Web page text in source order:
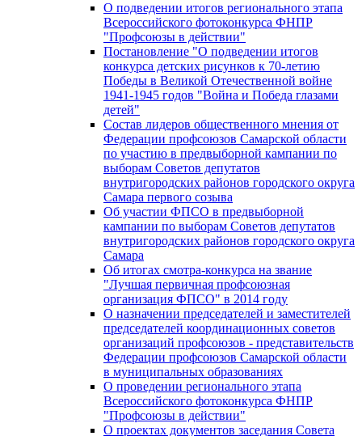
О подведении итогов регионального этапа
Всероссийского фотоконкурса ФНПР
"Профсоюзы в действии"
Постановление "О подведении итогов
конкурса детских рисунков к 70-летию
Победы в Великой Отечественной войне
1941-1945 годов "Война и Победа глазами
детей"
Состав лидеров общественного мнения от
Федерации профсоюзов Самарской области
по участию в предвыборной кампании по
выборам Советов депутатов
внутригородских районов городского округа
Самара первого созыва
Об участии ФПСО в предвыборной
кампании по выборам Советов депутатов
внутригородских районов городского округа
Самара
Об итогах смотра-конкурса на звание
"Лучшая первичная профсоюзная
организация ФПСО" в 2014 году
О назначении председателей и заместителей
председателей координационных советов
организаций профсоюзов - представительств
Федерации профсоюзов Самарской области
в муниципальных образованиях
О проведении регионального этапа
Всероссийского фотоконкурса ФНПР
"Профсоюзы в действии"
О проектах документов заседания Совета